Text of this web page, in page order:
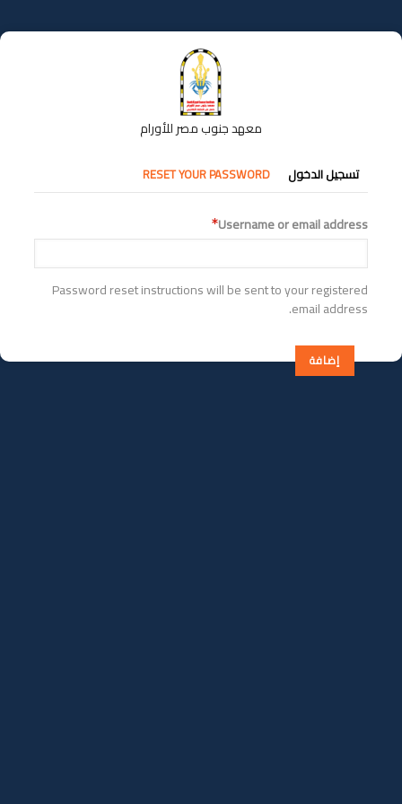
إلى
المحتوى
معهد جنوب مصر للأورام
التبويبات
الأساسية
تسجيل الدخول RESET YOUR PASSWORD
Username or email address
Password reset instructions will be sent to your registered
email address.